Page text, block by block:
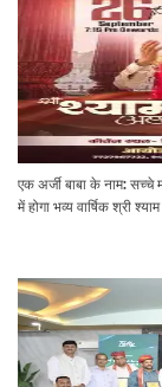
एक अर्जी बाबा के नाम: सच्चे
में होगा भव्य वार्षिक श्री